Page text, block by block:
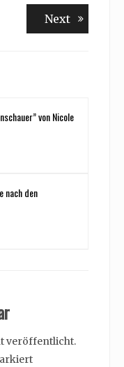
NextNext
von Nicole
nach den
veröffentlicht.